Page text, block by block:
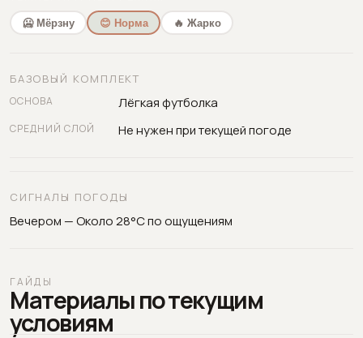
🥶 Мёрзну 😊 Норма 🔥 Жарко
БАЗОВЫЙ КОМПЛЕКТ
ОСНОВА Лёгкая футболка
СРЕДНИЙ СЛОЙ Не нужен при текущей погоде
СИГНАЛЫ ПОГОДЫ
Вечером — Около 28°C по ощущениям
ГАЙДЫ
Материалы по текущим
условиям